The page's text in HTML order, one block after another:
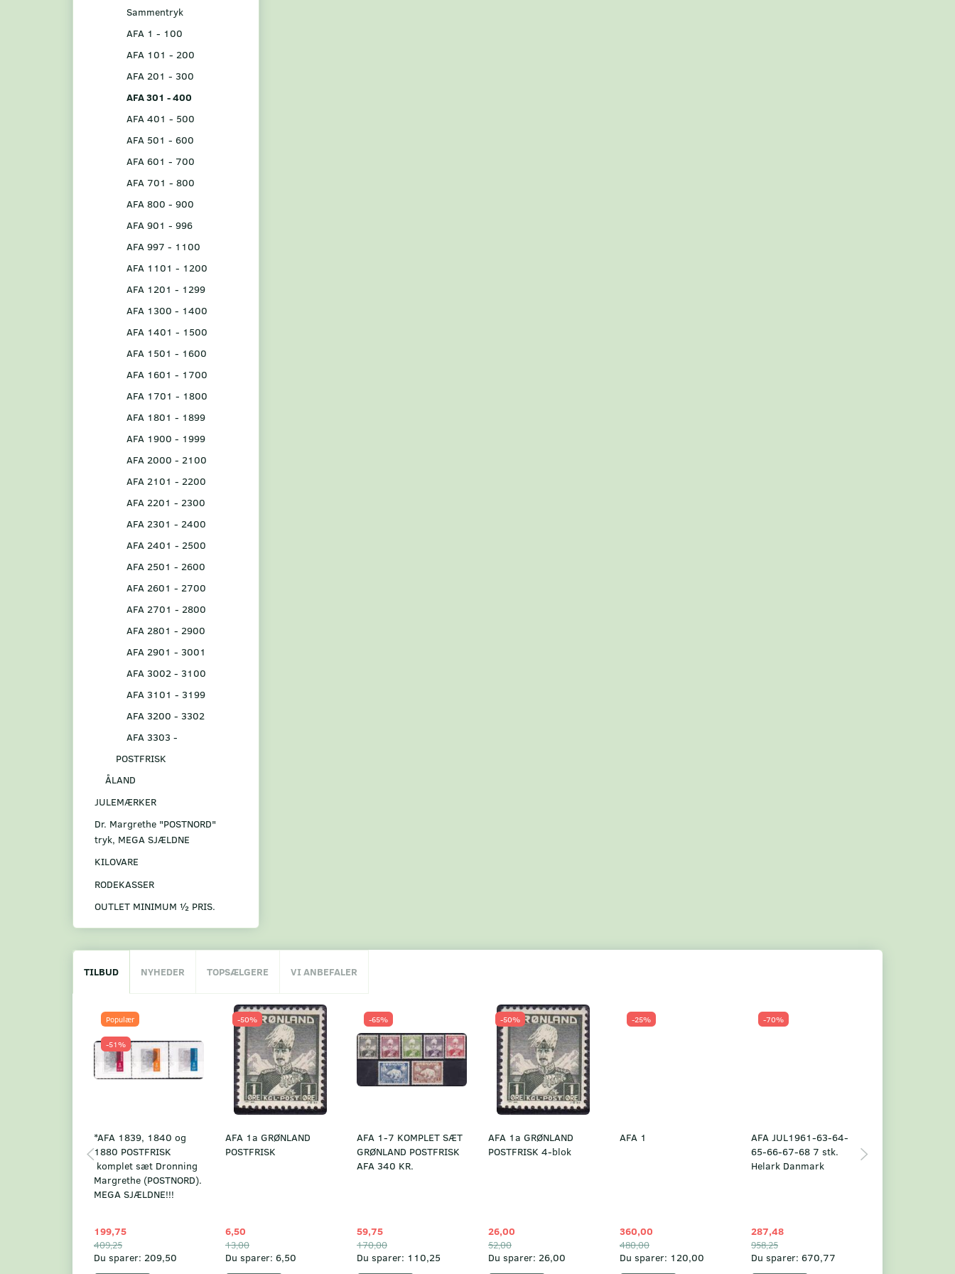
Sammentryk
AFA 1 - 100
AFA 101 - 200
AFA 201 - 300
AFA 301 - 400
AFA 401 - 500
AFA 501 - 600
AFA 601 - 700
AFA 701 - 800
AFA 800 - 900
AFA 901 - 996
AFA 997 - 1100
AFA 1101 - 1200
AFA 1201 - 1299
AFA 1300 - 1400
AFA 1401 - 1500
AFA 1501 - 1600
AFA 1601 - 1700
AFA 1701 - 1800
AFA 1801 - 1899
AFA 1900 - 1999
AFA 2000 - 2100
AFA 2101 - 2200
AFA 2201 - 2300
AFA 2301 - 2400
AFA 2401 - 2500
AFA 2501 - 2600
AFA 2601 - 2700
AFA 2701 - 2800
AFA 2801 - 2900
AFA 2901 - 3001
AFA 3002 - 3100
AFA 3101 - 3199
AFA 3200 - 3302
AFA 3303 -
POSTFRISK
ÅLAND
JULEMÆRKER
Dr. Margrethe "POSTNORD"
tryk, MEGA SJÆLDNE
KILOVARE
RODEKASSER
OUTLET MINIMUM ½ PRIS.
TILBUD NYHEDER TOPSÆLGERE VI ANBEFALER
Populær
-51%
*AFA 1839, 1840 og
1880 POSTFRISK
komplet sæt Dronning
Margrethe (POSTNORD).
MEGA SJÆLDNE!!!
199,75
409,25
Du sparer: 209,50
-50%
AFA 1a GRØNLAND
POSTFRISK
6,50
13,00
Du sparer: 6,50
-65%
AFA 1-7 KOMPLET SÆT
GRØNLAND POSTFRISK
AFA 340 KR.
59,75
170,00
Du sparer: 110,25
-50%
AFA 1a GRØNLAND
POSTFRISK 4-blok
26,00
52,00
Du sparer: 26,00
-25%
AFA 1
360,00
480,00
Du sparer: 120,00
-70%
AFA JUL1961-63-64-
65-66-67-68 7 stk.
Helark Danmark
287,48
958,25
Du sparer: 670,77